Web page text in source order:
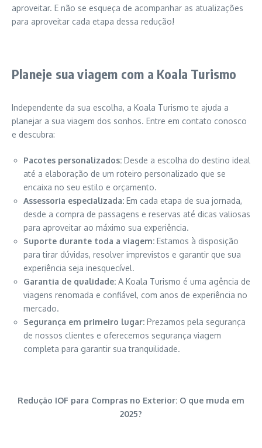
aproveitar. E não se esqueça de acompanhar as atualizações
para aproveitar cada etapa dessa redução!
Planeje sua viagem com a Koala Turismo
Independente da sua escolha, a Koala Turismo te ajuda a
planejar a sua viagem dos sonhos. Entre em contato conosco
e descubra:
Pacotes personalizados: Desde a escolha do destino ideal
até a elaboração de um roteiro personalizado que se
encaixa no seu estilo e orçamento.
Assessoria especializada: Em cada etapa de sua jornada,
desde a compra de passagens e reservas até dicas valiosas
para aproveitar ao máximo sua experiência.
Suporte durante toda a viagem: Estamos à disposição
para tirar dúvidas, resolver imprevistos e garantir que sua
experiência seja inesquecível.
Garantia de qualidade: A Koala Turismo é uma agência de
viagens renomada e confiável, com anos de experiência no
mercado.
Segurança em primeiro lugar: Prezamos pela segurança
de nossos clientes e oferecemos segurança viagem
completa para garantir sua tranquilidade.
Redução IOF para Compras no Exterior: O que muda em
2025?